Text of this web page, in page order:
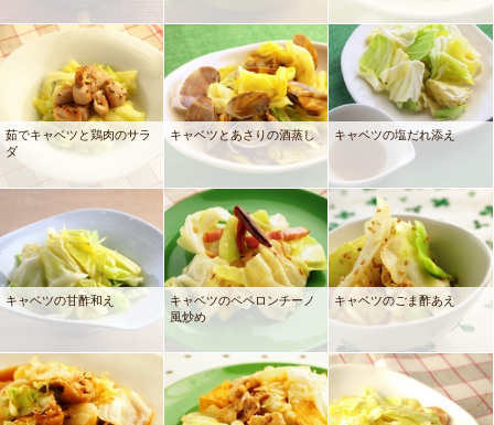
茹でキャベツと鶏肉のサラ
ダ
キャベツとあさりの酒蒸し キャベツの塩だれ添え
キャベツの甘酢和え
キャベツのペペロンチーノ
風炒め
キャベツのごま酢あえ